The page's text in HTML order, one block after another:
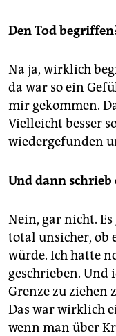
Den Tod
Na ja, wirklich
da war so ein
mir gekommen.
Vielleicht besser
wiedergefunden
Und dann schrieb
Nein, gar nicht.
total unsicher, ob
würde. Ich hatte
geschrieben. Und
Grenze zu ziehen
Das war wirklich
wenn man über